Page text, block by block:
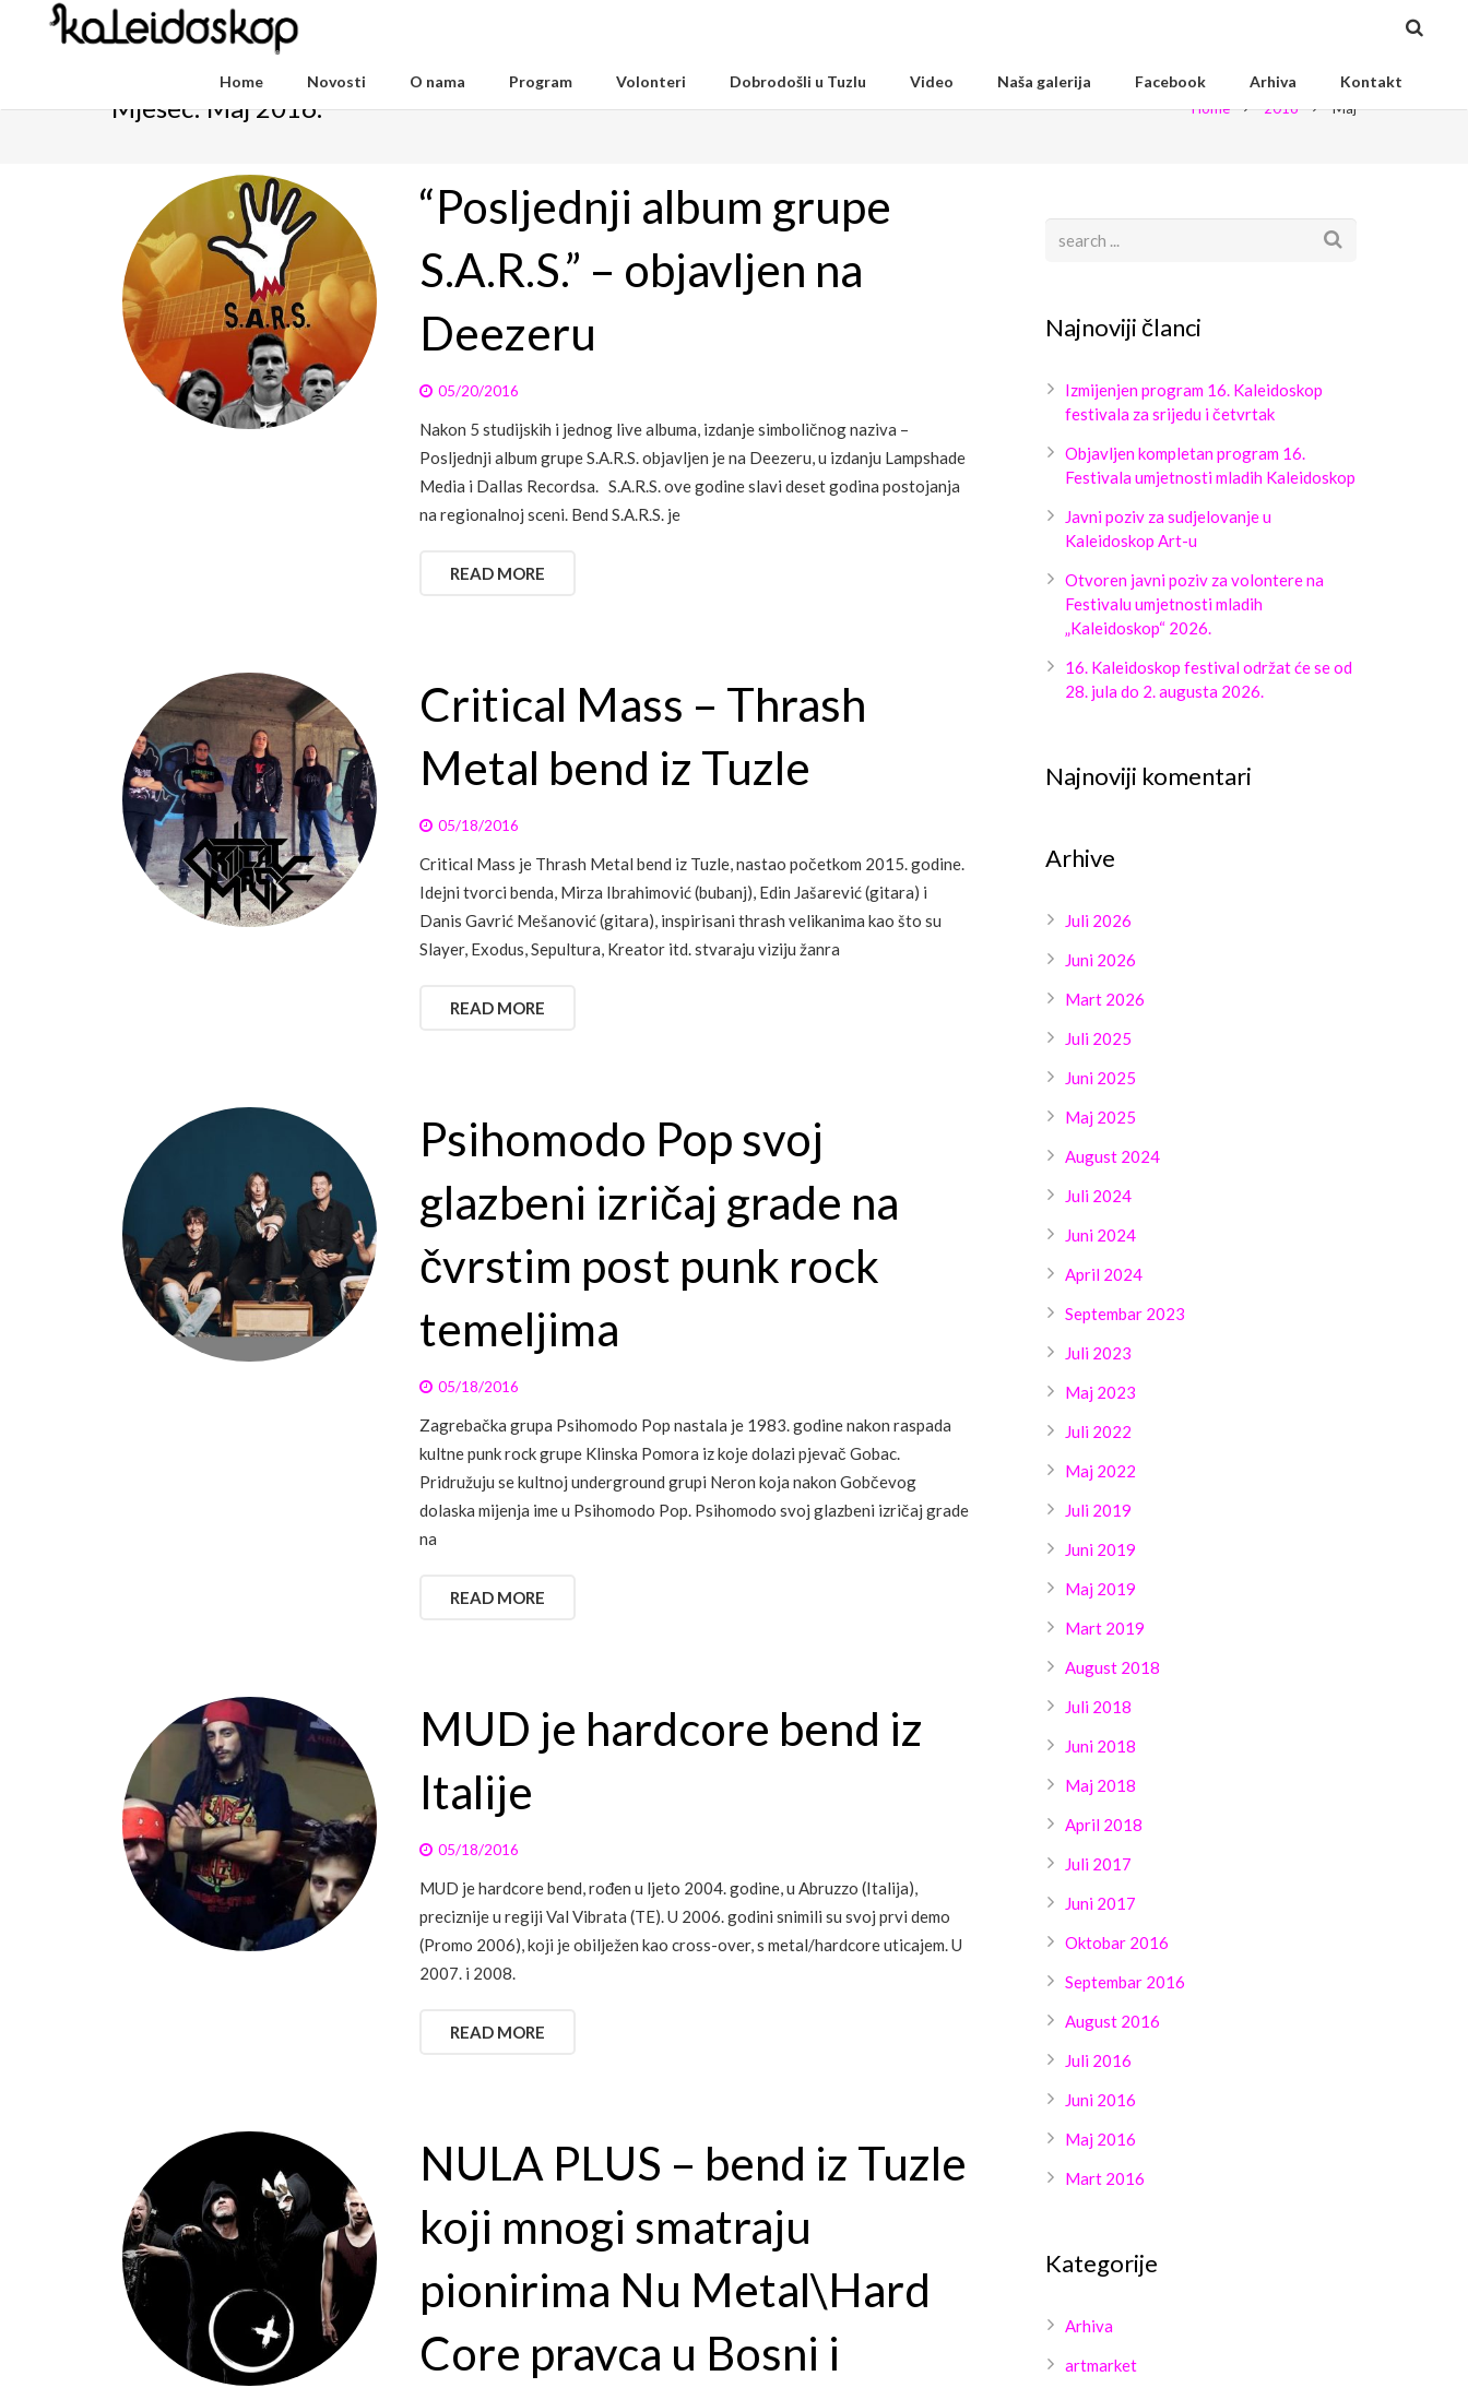
Home Novosti O nama Program Volonteri Dobrodošli u Tuzlu Video Naša galerija Facebook Arhiva Kontakt
Mjesec:Maj 2016. Home 2016 Maj
“Posljednji album grupe
S.A.R.S.” – objavljen na
Deezeru
05/20/2016
Nakon 5 studijskih i jednog live albuma, izdanje simboličnog naziva –
Posljednji album grupe S.A.R.S. objavljen je na Deezeru, u izdanju Lampshade
Media i Dallas Recordsa. S.A.R.S. ove godine slavi deset godina postojanja
na regionalnoj sceni. Bend S.A.R.S. je
READ MORE
Critical Mass – Thrash
Metal bend iz Tuzle
05/18/2016
Critical Mass je Thrash Metal bend iz Tuzle, nastao početkom 2015. godine.
Idejni tvorci benda, Mirza Ibrahimović (bubanj), Edin Jašarević (gitara) i
Danis Gavrić Mešanović (gitara), inspirisani thrash velikanima kao što su
Slayer, Exodus, Sepultura, Kreator itd. stvaraju viziju žanra
READ MORE
Psihomodo Pop svoj
glazbeni izričaj grade na
čvrstim post punk rock
temeljima
05/18/2016
Zagrebačka grupa Psihomodo Pop nastala je 1983. godine nakon raspada
kultne punk rock grupe Klinska Pomora iz koje dolazi pjevač Gobac.
Pridružuju se kultnoj underground grupi Neron koja nakon Gobčevog
dolaska mijenja ime u Psihomodo Pop. Psihomodo svoj glazbeni izričaj grade
na
READ MORE
MUD je hardcore bend iz
Italije
05/18/2016
MUD je hardcore bend, rođen u ljeto 2004. godine, u Abruzzo (Italija),
preciznije u regiji Val Vibrata (TE). U 2006. godini snimili su svoj prvi demo
(Promo 2006), koji je obilježen kao cross-over, s metal/hardcore uticajem. U
2007. i 2008.
READ MORE
NULA PLUS – bend iz Tuzle
koji mnogi smatraju
pionirima Nu Metal\Hard
Core pravca u Bosni i
Najnoviji članci
Izmijenjen program 16. Kaleidoskop
festivala za srijedu i četvrtak
Objavljen kompletan program 16.
Festivala umjetnosti mladih Kaleidoskop
Javni poziv za sudjelovanje u
Kaleidoskop Art-u
Otvoren javni poziv za volontere na
Festivalu umjetnosti mladih
„Kaleidoskop“ 2026.
16. Kaleidoskop festival održat će se od
28. jula do 2. augusta 2026.
Najnoviji komentari
Arhive
Juli 2026
Juni 2026
Mart 2026
Juli 2025
Juni 2025
Maj 2025
August 2024
Juli 2024
Juni 2024
April 2024
Septembar 2023
Juli 2023
Maj 2023
Juli 2022
Maj 2022
Juli 2019
Juni 2019
Maj 2019
Mart 2019
August 2018
Juli 2018
Juni 2018
Maj 2018
April 2018
Juli 2017
Juni 2017
Oktobar 2016
Septembar 2016
August 2016
Juli 2016
Juni 2016
Maj 2016
Mart 2016
Kategorije
Arhiva
artmarket